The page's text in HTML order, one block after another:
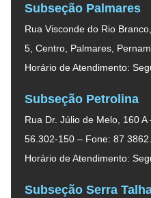
Subseção Palmares
Rua Visconde do Rio
5, Centro, Palmares,
Horário de Atendimento:
Subseção Petrolina
Rua Dr. Júlio de Melo, 160
56.302-150 – Fone: 87
Horário de Atendimento:
Subseção Serra